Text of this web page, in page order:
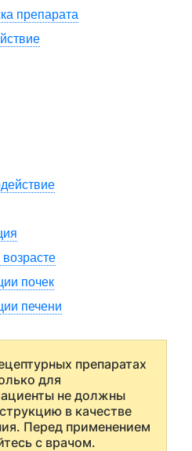
препарата
почек
печени
препаратах
для
не должны
в качестве
Перед применением
с врачом.